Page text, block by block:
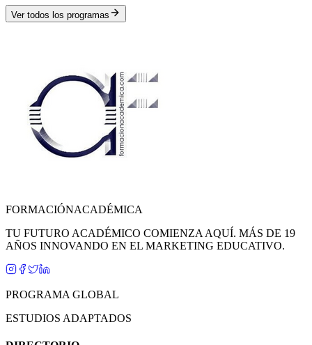
Ver todos los programas
FORMACIÓNACADÉMICA
TU FUTURO ACADÉMICO COMIENZA AQUÍ. MÁS DE 19
AÑOS INNOVANDO EN EL MARKETING EDUCATIVO.
PROGRAMA GLOBAL
ESTUDIOS ADAPTADOS